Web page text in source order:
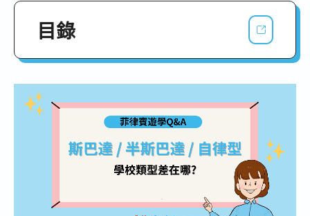
目錄
菲律賓遊學－斯巴達 vs 半斯巴達 vs 自律
型
菲律賓遊學－斯巴達型語言學校
斯巴達學校課程介紹
▸ 斯巴達型學校推薦懶人包
菲律賓遊學－半斯巴達型語言學校